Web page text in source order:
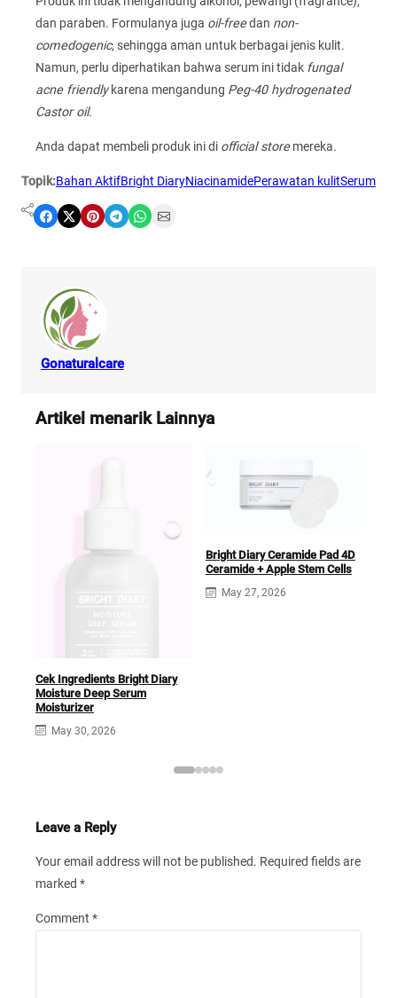
dan paraben. Formulanya juga oil-freedan non-
comedogenic, sehingga aman untuk berbagai jenis kulit.
Namun, perlu diperhatikan bahwa serum ini tidak fungal
acne friendlykarena mengandung Peg-40 hydrogenated
Castor oil.
Anda dapat membeli produk ini di official storemereka.
Topik:Bahan AktifBright DiaryNiacinamidePerawatan kulitSerum
Share on Facebook Share on X Share on Pinterest Share on Telegram Share on WhatsApp Share on Email
Gonaturalcare
Artikel menarik Lainnya
Cek Ingredients Bright Diary
Moisture Deep Serum
Moisturizer
May 30, 2026
Bright Diary Ceramide Pad 4D
Ceramide + Apple Stem Cells
May 27, 2026
Leave a Reply
Your email address will not be published. Required fields are
marked *
Comment *